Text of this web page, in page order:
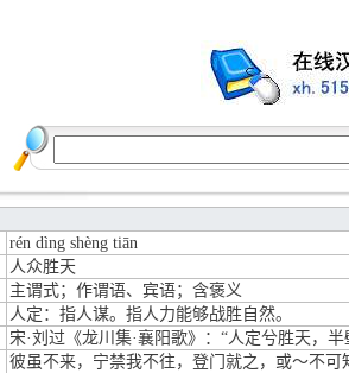
rén dìng shèng tiān
人众胜天
主谓式；作谓语、宾语；含褒义
人定：指人谋。指人力能够战胜自然。
宋·刘过《龙川集·襄阳歌》：“人定兮胜天，
彼虽不来，宁禁我不往，登门就之，或～不可